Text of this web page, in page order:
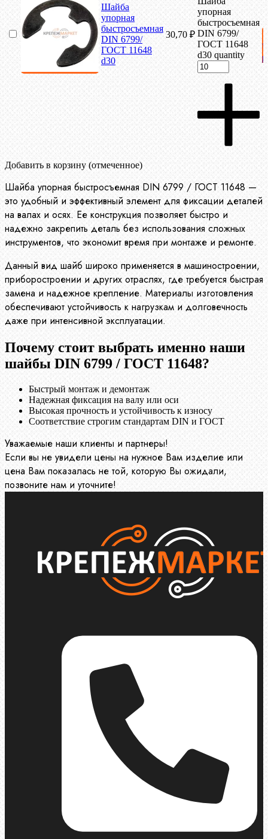
Шайба
упорная
быстросъемная
DIN 6799/
ГОСТ 11648
d30
30,70 ₽
упорная
быстросъемная
DIN 6799/
ГОСТ 11648
d30 quantity
В
Добавить в корзину (отмеченное)
Шайба упорная быстросъемная DIN 6799 / ГОСТ 11648 —
это удобный и эффективный элемент для фиксации деталей
на валах и осях. Ее конструкция позволяет быстро и
надежно закрепить деталь без использования сложных
инструментов, что экономит время при монтаже и ремонте.
Данный вид шайб широко применяется в машиностроении,
приборостроении и других отраслях, где требуется быстрая
замена и надежное крепление. Материалы изготовления
обеспечивают устойчивость к нагрузкам и долговечность
даже при интенсивной эксплуатации.
Почему стоит выбрать именно наши
шайбы DIN 6799 / ГОСТ 11648?
Быстрый монтаж и демонтаж
Надежная фиксация на валу или оси
Высокая прочность и устойчивость к износу
Соответствие строгим стандартам DIN и ГОСТ
Уважаемые наши клиенты и партнеры!
Если вы не увидели цены на нужное Вам изделие или
цена Вам показалась не той, которую Вы ожидали,
позвоните нам и уточните!